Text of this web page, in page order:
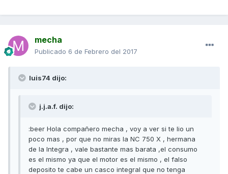
mecha
Publicado 6 de Febrero del 2017
luis74 dijo:
j.j.a.f. dijo:
:beer Hola compañero mecha , voy a ver si te lio un
poco mas , por que no miras la NC 750 X , hermana
de la Integra , vale bastante mas barata ,el consumo
es el mismo ya que el motor es el mismo , el falso
deposito te cabe un casco integral que no tenga